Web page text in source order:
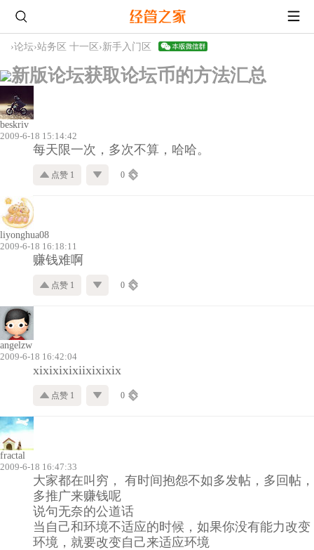
›论坛›站务区 十一区 ›新手入门区
新版论坛获取论坛币的方法汇总
beskriv
2009-6-18 15:14:42
每天限一次，多次不算，哈哈。
点赞 1 0
liyonghua08
2009-6-18 16:18:11
赚钱难啊
点赞 1 0
angelzw
2009-6-18 16:42:04
xixixixixiixixixix
点赞 1 0
fractal
2009-6-18 16:47:33
大家都在叫穷， 有时间抱怨不如多发帖，多回帖，
多推广来赚钱呢
说句无奈的公道话
当自己和环境不适应的时候，如果你没有能力改变
环境，就要改变自己来适应环境